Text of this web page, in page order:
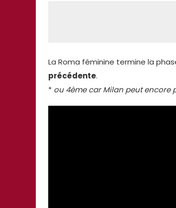
La Roma féminine termine la
précédente.
* ou 4ème car Milan peut encore